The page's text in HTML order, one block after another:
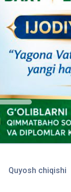
Quyosh chiqishi